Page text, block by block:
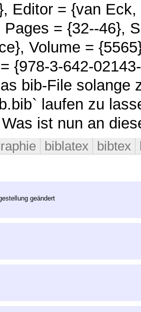
Editor = {van
Pages = {32--46},
Volume =
{978-3-642-
bib-File solange
laufen zu
ist nun an
biblatex bibtex
geändert